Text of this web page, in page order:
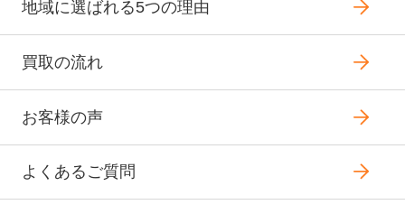
地域に選ばれる5つの理由
買取の流れ
お客様の声
よくあるご質問